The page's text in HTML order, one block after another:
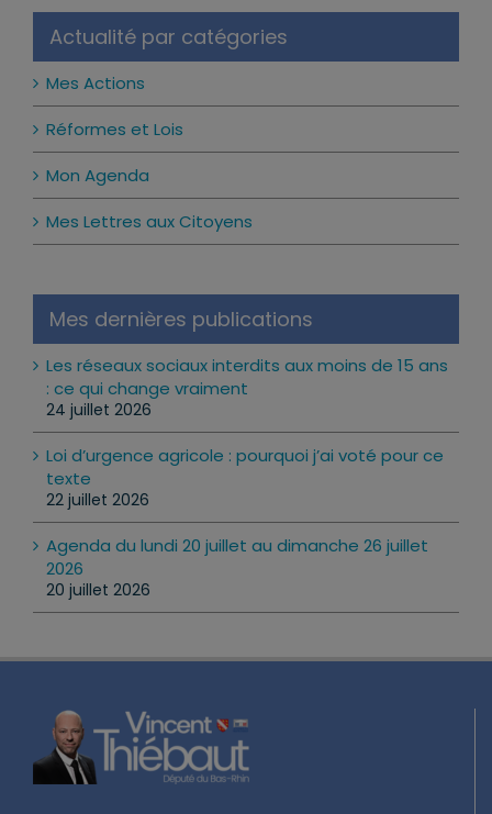
Actualité par catégories
Mes Actions
Réformes et Lois
Mon Agenda
Mes Lettres aux Citoyens
Mes dernières publications
Les réseaux sociaux interdits aux moins de 15 ans
: ce qui change vraiment
24 juillet 2026
Loi d’urgence agricole : pourquoi j’ai voté pour ce
texte
22 juillet 2026
Agenda du lundi 20 juillet au dimanche 26 juillet
2026
20 juillet 2026